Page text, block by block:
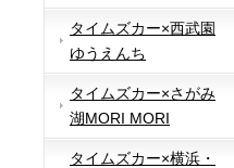
タイムズカー×西武園
ゆうえんち
タイムズカー×さがみ
湖MORI MORI
タイムズカー×横浜・